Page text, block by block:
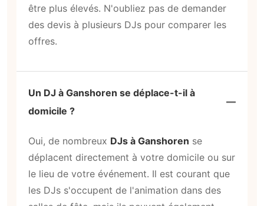
être plus élevés. N'oubliez pas de demander
des devis à plusieurs DJs pour comparer les
offres.
Un DJ à Ganshoren se déplace-t-il à
domicile ?
Oui, de nombreux DJs à Ganshoren se
déplacent directement à votre domicile ou sur
le lieu de votre événement. Il est courant que
les DJs s'occupent de l'animation dans des